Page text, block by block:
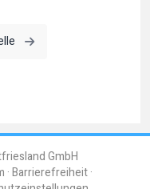
GmbH
Barrierefreiheit